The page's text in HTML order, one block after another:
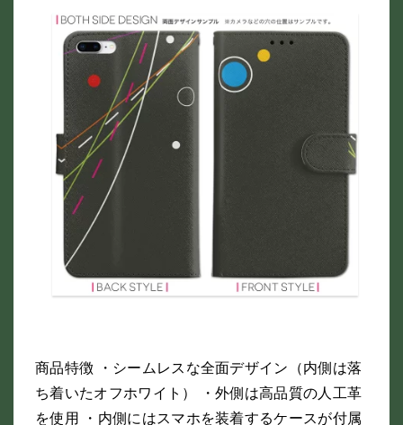
商品特徴 ・シームレスな全面デザイン（内側は落
ち着いたオフホワイト） ・外側は高品質の人工革
を使用 ・内側にはスマホを装着するケースが付属